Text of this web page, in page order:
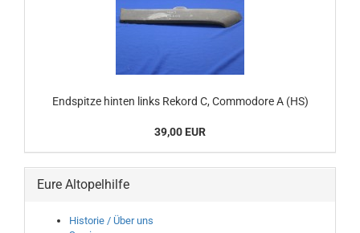
Endspitze hinten links Rekord C, Commodore A (HS)
39,00 EUR
Eure Altopelhilfe
Historie / Über uns